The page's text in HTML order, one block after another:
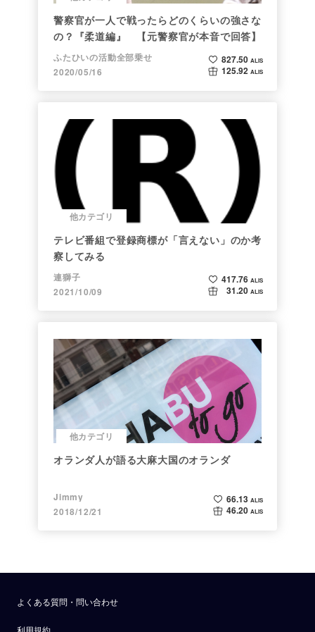
警察官が一人で戦ったらどのくらいの強さな
の？『柔道編』 【元警察官が本音で回答】
ふたひいの活動全部乗せ
2020/05/16
827.50 ALIS
125.92 ALIS
他カテゴリ
テレビ番組で登録商標が「言えない」のか考
察してみる
連獅子
2021/10/09
417.76 ALIS
31.20 ALIS
他カテゴリ
オランダ人が語る大麻大国のオランダ
Jimmy
2018/12/21
66.13 ALIS
46.20 ALIS
よくある質問・問い合わせ
利用規約